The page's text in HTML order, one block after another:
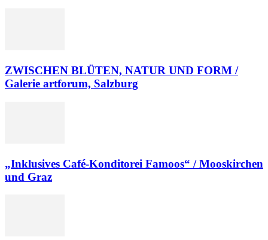
ZWISCHEN BLÜTEN, NATUR UND FORM /
Galerie artforum, Salzburg
„Inklusives Café-Konditorei Famoos“ / Mooskirchen
und Graz